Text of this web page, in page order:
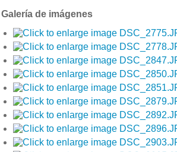
Galería de imágenes